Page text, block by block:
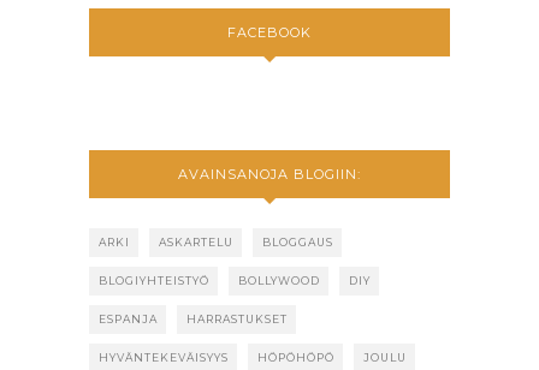
FACEBOOK
AVAINSANOJA BLOGIIN:
ARKI ASKARTELU BLOGGAUS
BLOGIYHTEISTYÖ BOLLYWOOD DIY
ESPANJA HARRASTUKSET
HYVÄNTEKEVÄISYYS HÖPÖHÖPÖ JOULU